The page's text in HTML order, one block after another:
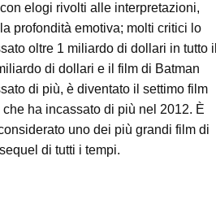
elogi rivolti alle interpretazioni,
profondità emotiva; molti critici lo
oltre 1 miliardo di dollari in tutto il
di dollari e il film di Batman
di più, è diventato il settimo film
ha incassato di più nel 2012. È
uno dei più grandi film di
di tutti i tempi.